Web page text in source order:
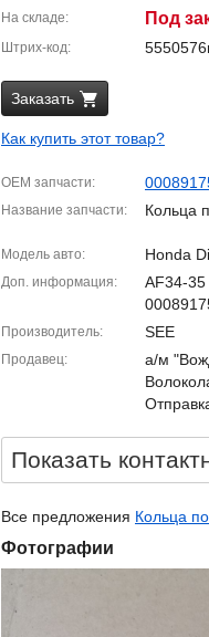
На складе Под
Штрих-код
Заказать
Как купить этот товар?
OEM запчасти
Название запчасти Кольца
Модель авто Honda
Доп. информация
AF34-
Производитель SEE
Продавец
а/м
Показать
Все предложения Кольца
Фотографии